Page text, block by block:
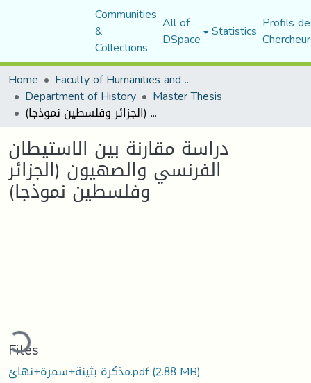
Communities
&
Collections
All of
DSpace Statistics Profils
Home
Faculty of Humanities and Social Sciences
Department of History Master Thesis
دراسة مقارنة بين الاستيطان الفرنسي والصهيون (الجزائر وفلسطين نموذجا)
دراسة مقارنة بين الاستيطان
الفرنسي والصهيون (الجزائر
وفلسطين نموذجا)
Files
مذكرة بثينة+سمرة+نهائ.pdf(2.88 MB)